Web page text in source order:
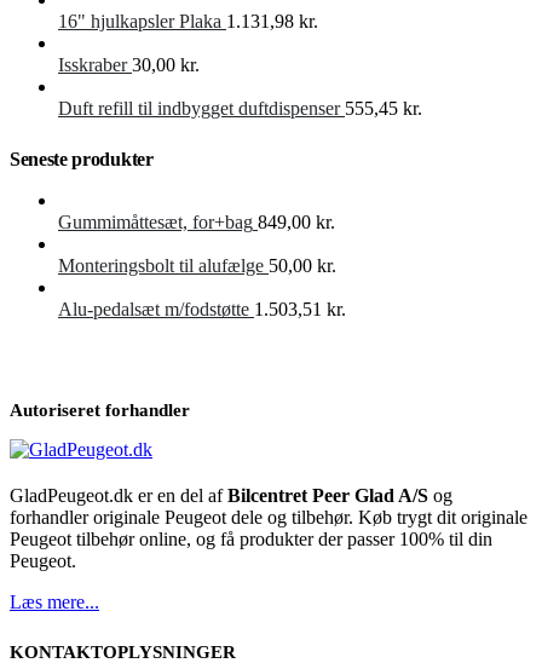
16" hjulkapsler Plaka 1.131,98 kr.
Isskraber 30,00 kr.
Duft refill til indbygget duftdispenser 555,45 kr.
Seneste produkter
Gummimåttesæt, for+bag 849,00 kr.
Monteringsbolt til alufælge 50,00 kr.
Alu-pedalsæt m/fodstøtte 1.503,51 kr.
Autoriseret forhandler
GladPeugeot.dk er en del afBilcentret Peer Glad A/S og
forhandler originale Peugeot dele og tilbehør. Køb trygt dit originale
Peugeot tilbehør online, og få produkter der passer 100% til din
Peugeot.
Læs mere...
KONTAKTOPLYSNINGER